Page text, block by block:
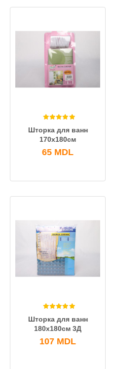
Шторка для ванн
170x180см
65 MDL
Шторка для ванн
180x180см 3Д
107 MDL